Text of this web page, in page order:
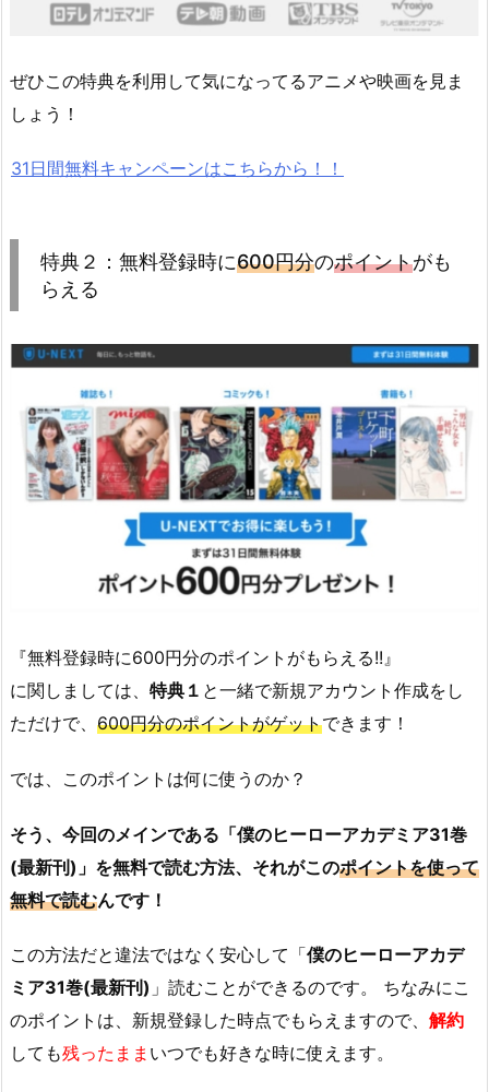
ぜひこの特典を利用して気になってるアニメや映画を見ま
しょう！
31日間無料キャンペーンはこちらから！！
特典２：無料登録時に600円分のポイントがも
らえる
『無料登録時に600円分のポイントがもらえる!!』
に関しましては、 特典１ と一緒で新規アカウント作成をし
ただけで、 600円分のポイントがゲットできます！
では、このポイントは何に使うのか？
そう、今回のメインである「僕のヒーローアカデミア31巻
(最新刊)」を無料で読む方法、それがこのポイントを使って
無料で読むんです！
この方法だと違法ではなく安心して「僕のヒーローアカデ
ミア31巻(最新刊) 」読むことができるのです。 ちなみにこ
のポイントは、新規登録した時点でもらえますので、 解約
しても残ったまま いつでも好きな時に使えます。